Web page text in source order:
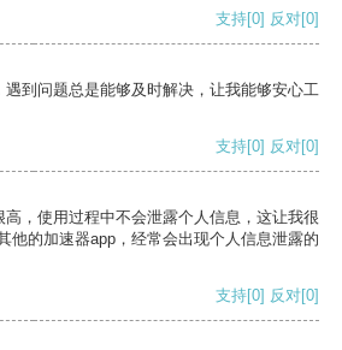
支持[0] 反对[0]
到问题总是能够及时解决，让我能够安心工
支持[0] 反对[0]
，使用过程中不会泄露个人信息，这让我很
他的加速器app，经常会出现个人信息泄露的
支持[0] 反对[0]